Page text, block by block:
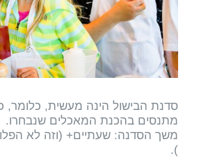
סדנת הבישול הינה מעשית,
מתנסים בהכנת המאכלים שנבחרו.
משך הסדנה: שעתיים+ (וזה לא
).